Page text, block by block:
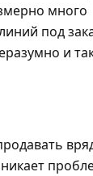
много
под
и